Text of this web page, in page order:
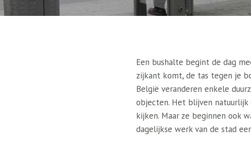
Een bushalte begint de dag
zijkant komt, de tas tegen je
België veranderen enkele
objecten. Het blijven natuurlijk
kijken. Maar ze beginnen ook
dagelijkse werk van de stad